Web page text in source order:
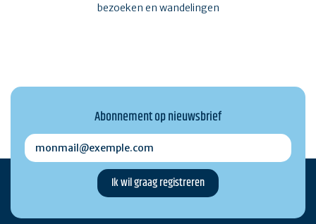
bezoeken en wandelingen
Abonnement op nieuwsbrief
monmail@exemple.com